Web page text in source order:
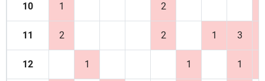
10 1 2
11 2 2 1 3
12 1 1 1